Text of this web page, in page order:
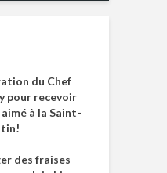
du Chef
pour recevoir
aimé à la Saint-
des fraises